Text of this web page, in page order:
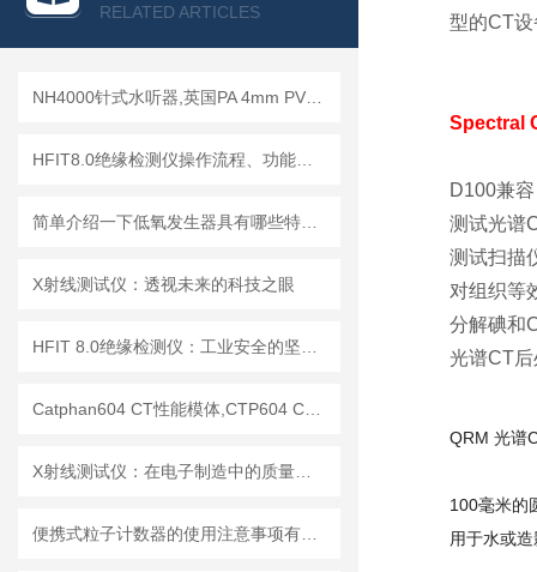
RELATED ARTICLES
X射线测试仪：透视未来的科技之眼
型的CT设
Spectral
D100兼容
测试光谱
测试扫描
对组织等
分解碘和
光谱CT
QRM 光谱
100毫米的
用于水或